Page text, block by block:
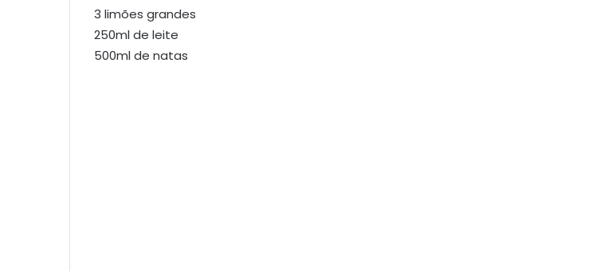
3 limões grandes
250ml de leite
500ml de natas